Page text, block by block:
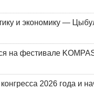
и экономику —
на фестивале
2026 года и